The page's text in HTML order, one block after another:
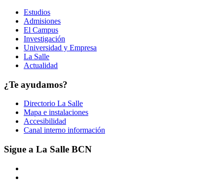
Estudios
Admisiones
El Campus
Investigación
Universidad y Empresa
La Salle
Actualidad
¿Te ayudamos?
Directorio La Salle
Mapa e instalaciones
Accesibilidad
Canal interno información
Sigue a La Salle BCN